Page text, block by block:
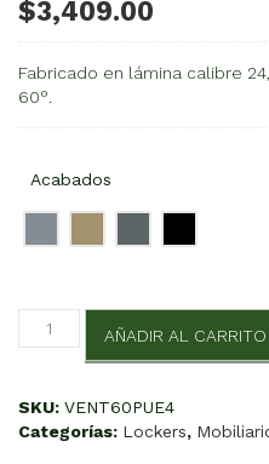
$3,409.00
Fabricado en lámina calibre
60°.
Acabados
Ventilado
cantidad
AÑADIR AL CARRITO
SKU: VENT60PUE4
Categorías: Lockers,